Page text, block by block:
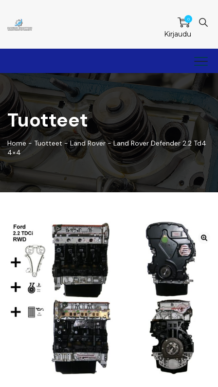
0
Kirjaudu
Tuotteet
Home- Tuotteet-Land Rover-Land Rover Defender 2.2 Td4
4×4